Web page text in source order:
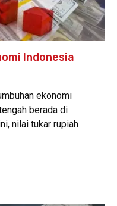
Indonesia
ekonomi
berada di
nilai tukar rupiah